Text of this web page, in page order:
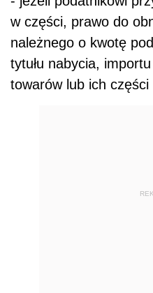
w części, prawo do
należnego o kwotę
tytułu nabycia,
towarów lub ich części